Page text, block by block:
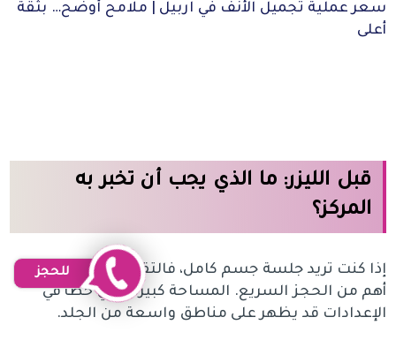
سعر عملية تجميل الأنف في اربيل | ملامح أوضح… بثقة
أعلى
قبل الليزر: ما الذي يجب أن تخبر به
المركز؟
إذا كنت تريد جلسة جسم كامل، فالتقييم قبل الجلسة
أهم من الحجز السريع. المساحة كبيرة، وأي خطأ في
الإعدادات قد يظهر على مناطق واسعة من الجلد.
للحجز